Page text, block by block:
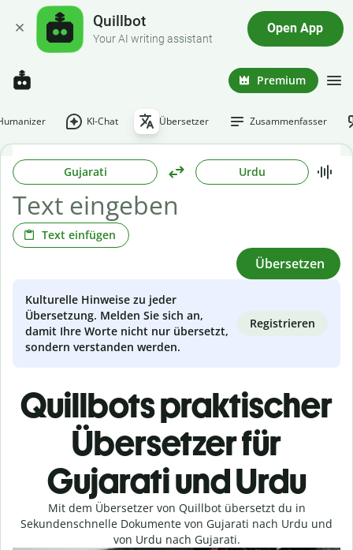
Quillbot
Your AI writing assistant
Open App
Premium
KI-Chat Übersetzer Zusammenfasser
Gujarati Urdu
Text einfügen
Übersetzen
Kulturelle Hinweise zu jeder
Übersetzung. Melden Sie sich an,
damit Ihre Worte nicht nur übersetzt,
sondern verstanden werden.
Registrieren
Quillbots praktischer
Übersetzer für
Gujarati und Urdu
Mit dem Übersetzer von Quillbot übersetzt du in
Sekundenschnelle Dokumente von Gujarati nach Urdu und
von Urdu nach Gujarati.